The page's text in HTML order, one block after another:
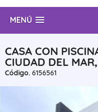
MENÚ
CASA CON
CIUDAD DEL
Código. 6156561